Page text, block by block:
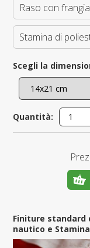
Raso con
Stamina di
Scegli la
Quantità:
Finiture standard
nautico e